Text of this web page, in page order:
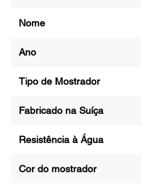
Nome
Ano
Tipo de Mostrador
Fabricado na Suíça
Resistência à Água
Cor do mostrador